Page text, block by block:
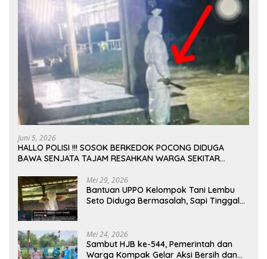
Juni 5, 2026
HALLO POLISI !!! SOSOK BERKEDOK POCONG DIDUGA
BAWA SENJATA TAJAM RESAHKAN WARGA SEKITAR
Mei 29, 2026
Bantuan UPPO Kelompok Tani Lembu
Seto Diduga Bermasalah, Sapi Tinggal
Mei 24, 2026
Sambut HJB ke-544, Pemerintah dan
Warga Kompak Gelar Aksi Bersih dan